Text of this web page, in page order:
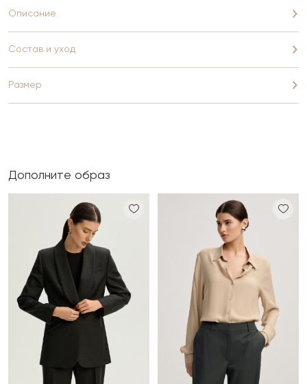
Описание
Состав и уход
Размер
Дополните образ